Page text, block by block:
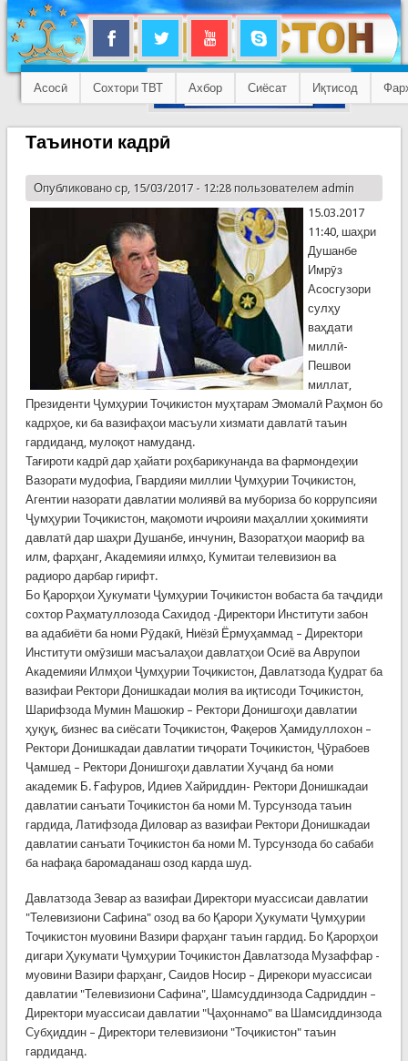
Асосӣ Сохтори ТВТ Ахбор Сиёсат Иқтисод
Таъиноти кадрӣ
Опубликовано ср, 15/03/2017 - 12:28 пользователем admin
15.03.2017
11:40, шаҳри
Душанбе
Имрӯз
Асосгузори
сулҳу
ваҳдати
миллӣ-
Пешвои
миллат,
Президенти Ҷумҳурии Тоҷикистон муҳтарам Эмомалӣ Раҳмон бо
кадрҳое, ки ба вазифаҳои масъули хизмати давлатӣ таъин
гардиданд, мулоқот намуданд.
Тағироти кадрӣ дар ҳайати роҳбарикунанда ва фармондеҳии
Вазорати мудофиа, Гвардияи миллии Ҷумҳурии Тоҷикистон,
Агентии назорати давлатии молиявӣ ва мубориза бо коррупсияи
Ҷумҳурии Тоҷикистон, мақомоти иҷроияи маҳаллии ҳокимияти
давлатӣ дар шаҳри Душанбе, инчунин, Вазоратҳои маориф ва
илм, фарҳанг, Академияи илмҳо, Кумитаи телевизион ва
радиоро дарбар гирифт.
Бо Қарорҳои Ҳукумати Ҷумҳурии Тоҷикистон вобаста ба таҷдиди
сохтор Раҳматуллозода Сахидод -Директори Институти забон
ва адабиёти ба номи Рӯдакӣ, Ниёзӣ Ёрмуҳаммад – Директори
Институти омӯзиши масъалаҳои давлатҳои Осиё ва Аврупои
Академияи Илмҳои Ҷумҳурии Тоҷикистон, Давлатзода Қудрат ба
вазифаи Ректори Донишкадаи молия ва иқтисоди Тоҷикистон,
Шарифзода Мумин Машокир – Ректори Донишгоҳи давлатии
ҳуқуқ, бизнес ва сиёсати Тоҷикистон, Фақеров Ҳамидуллохон –
Ректори Донишкадаи давлатии тиҷорати Тоҷикистон, Ҷӯрабоев
Ҷамшед – Ректори Донишгоҳи давлатии Хуҷанд ба номи
академик Б. Ғафуров, Идиев Хайриддин- Ректори Донишкадаи
давлатии санъати Тоҷикистон ба номи М. Турсунзода таъин
гардида, Латифзода Диловар аз вазифаи Ректори Донишкадаи
давлатии санъати Тоҷикистон ба номи М. Турсунзода бо сабаби
ба нафақа баромаданаш озод карда шуд.
Давлатзода Зевар аз вазифаи Директори муассисаи давлатии
"Телевизиони Сафина" озод ва бо Қарори Ҳукумати Ҷумҳурии
Тоҷикистон муовини Вазири фарҳанг таъин гардид. Бо Қарорҳои
дигари Ҳукумати Ҷумҳурии Тоҷикистон Давлатзода Музаффар -
муовини Вазири фарҳанг, Саидов Носир – Дирекори муассисаи
давлатии "Телевизиони Сафина", Шамсуддинзода Садриддин –
Директори муассисаи давлатии "Ҷаҳоннамо" ва Шамсиддинзода
Субҳиддин – Директори телевизиони "Тоҷикистон" таъин
гардиданд.